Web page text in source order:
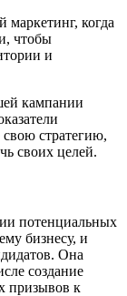
маркетинг, когда
чтобы
и
кампании
стратегию,
своих целей.
потенциальных
бизнесу, и
Она
создание
призывов к